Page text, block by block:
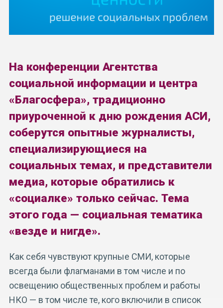
На конференции Агентства
социальной информации и центра
«Благосфера», традиционно
приуроченной к дню рождения АСИ,
соберутся опытные журналисты,
специализирующиеся на
социальных темах, и представители
медиа, которые обратились к
«социалке» только сейчас. Тема
этого года — социальная тематика
«везде и нигде».
Как себя чувствуют крупные СМИ, которые
всегда были флагманами в том числе и по
освещению общественных проблем и работы
НКО — в том числе те, кого включили в список